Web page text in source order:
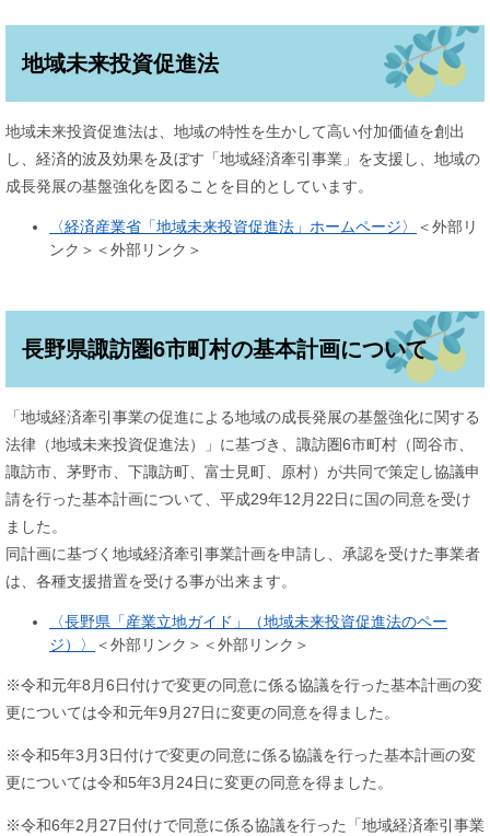
地域未来投資促進法
地域未来投資促進法は、地域の特性を生かして高い付加価値を創出
し、経済的波及効果を及ぼす「地域経済牽引事業」を支援し、地域の
成長発展の基盤強化を図ることを目的としています。
〈経済産業省「地域未来投資促進法」ホームページ〉
＜外部リ
ンク＞ ＜外部リンク＞
長野県諏訪圏6市町村の基本計画について
「地域経済牽引事業の促進による地域の成長発展の基盤強化に関する
法律（地域未来投資促進法）」に基づき、諏訪圏6市町村（岡谷市、
諏訪市、茅野市、下諏訪町、富士見町、原村）が共同で策定し協議申
請を行った基本計画について、平成29年12月22日に国の同意を受け
ました。
同計画に基づく地域経済牽引事業計画を申請し、承認を受けた事業者
は、各種支援措置を受ける事が出来ます。
〈長野県「産業立地ガイド」（地域未来投資促進法のペー
ジ）〉
＜外部リンク＞ ＜外部リンク＞
※令和元年8月6日付けで変更の同意に係る協議を行った基本計画の変
更については令和元年9月27日に変更の同意を得ました。
※令和5年3月3日付けで変更の同意に係る協議を行った基本計画の変
更については令和5年3月24日に変更の同意を得ました。
※令和6年2月27日付けで同意に係る協議を行った「地域経済牽引事業